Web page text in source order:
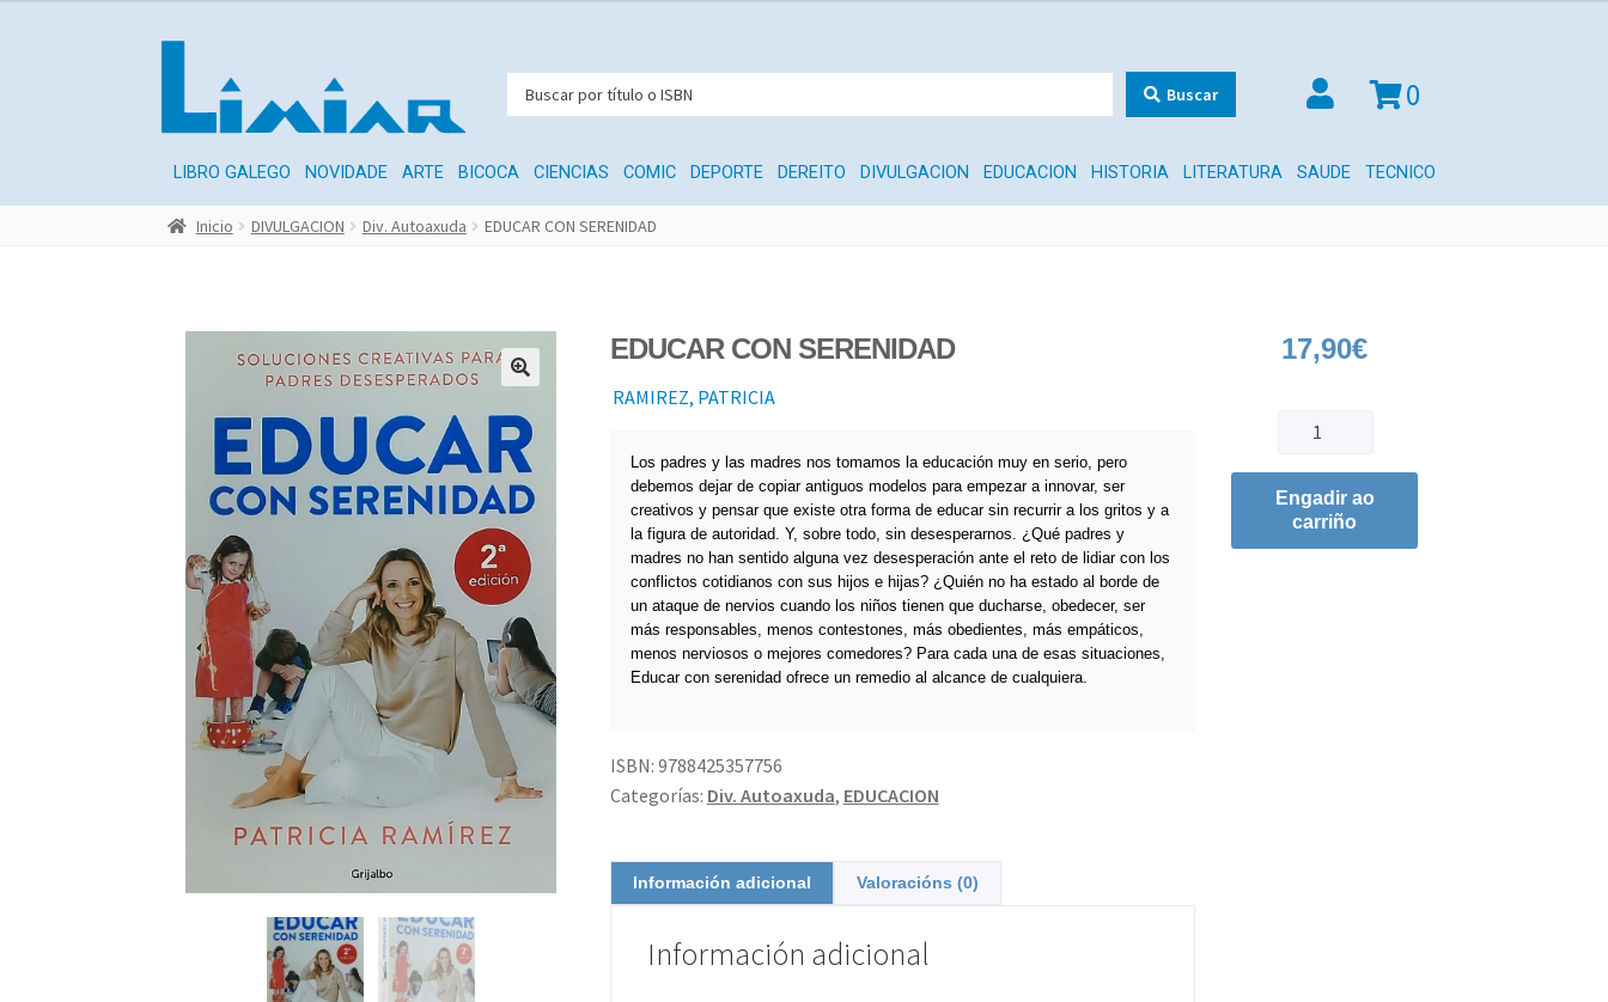
Buscar 0
LIBRO GALEGO NOVIDADE ARTE BICOCA CIENCIAS COMIC DEPORTE DEREITO DIVULGACION EDUCACION HISTORIA LITERATURA SAUDE TECNICO
Inicio DIVULGACION Div. Autoaxuda EDUCAR CON SERENIDAD
EDUCAR CON SERENIDAD
RAMIREZ, PATRICIA
Los padres y las madres nos tomamos la educación muy en serio, pero
debemos dejar de copiar antiguos modelos para empezar a innovar, ser
creativos y pensar que existe otra forma de educar sin recurrir a los gritos y a
la figura de autoridad. Y, sobre todo, sin desesperarnos. ¿Qué padres y
madres no han sentido alguna vez desesperación ante el reto de lidiar con los
conflictos cotidianos con sus hijos e hijas? ¿Quién no ha estado al borde de
un ataque de nervios cuando los niños tienen que ducharse, obedecer, ser
más responsables, menos contestones, más obedientes, más empáticos,
menos nerviosos o mejores comedores? Para cada una de esas situaciones,
Educar con serenidad ofrece un remedio al alcance de cualquiera.
ISBN: 9788425357756
Categorías: Div. Autoaxuda, EDUCACION
Información adicional Valoracións (0)
Información adicional
17,90€
Engadir ao
carriño